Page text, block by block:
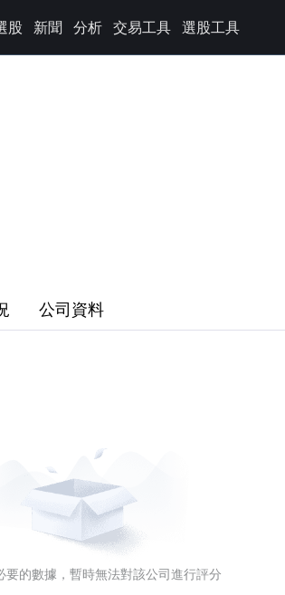
股 新聞 分析 交易工具 選股工具
公司資料
要的數據，暫時無法對該公司進行評分